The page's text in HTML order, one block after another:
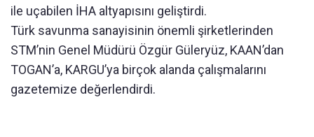
ile uçabilen İHA altyapısını geliştirdi.
Türk savunma sanayisinin önemli şirketlerinden
STM’nin Genel Müdürü Özgür Güleryüz, KAAN’dan
TOGAN’a, KARGU’ya birçok alanda çalışmalarını
gazetemize değerlendirdi.